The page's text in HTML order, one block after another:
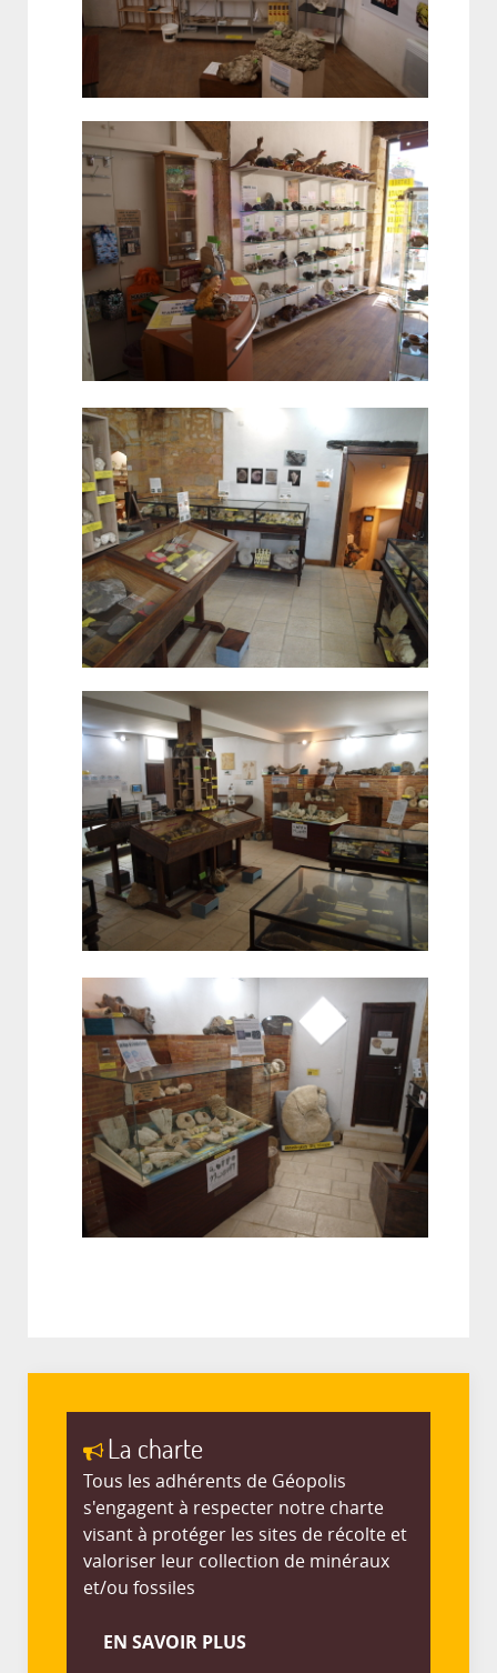
La charte
Tous les adhérents de Géopolis
s'engagent à respecter notre charte
visant à protéger les sites de récolte et
valoriser leur collection de minéraux
et/ou fossiles
EN SAVOIR PLUS